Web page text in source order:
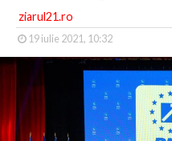
ziarul21.ro
19 iulie 2021, 10:32